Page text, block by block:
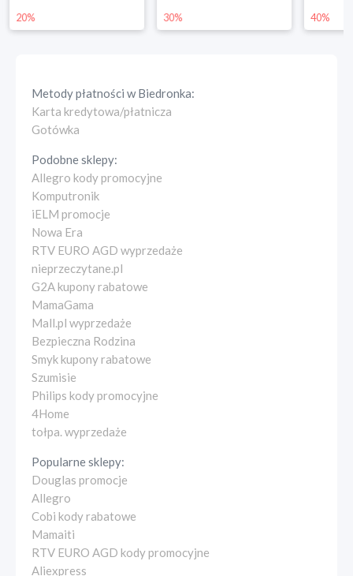
20% 30% 40%
Metody płatności wBiedronka:
Karta kredytowa/płatnicza
Gotówka
Podobne sklepy:
Allegro kody promocyjne
Komputronik
iELM promocje
Nowa Era
RTV EURO AGD wyprzedaże
nieprzeczytane.pl
G2A kupony rabatowe
MamaGama
Mall.pl wyprzedaże
Bezpieczna Rodzina
Smyk kupony rabatowe
Szumisie
Philips kody promocyjne
4Home
tołpa. wyprzedaże
Popularne sklepy:
Douglas promocje
Allegro
Cobi kody rabatowe
Mamaiti
RTV EURO AGD kody promocyjne
Aliexpress